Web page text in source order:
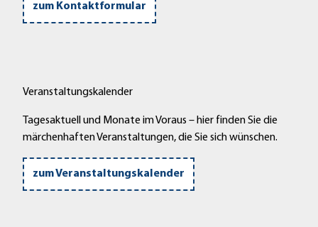
zum Kontaktformular
Veranstaltungskalender
Tagesaktuell und Monate im Voraus – hier finden Sie die
märchenhaften Veranstaltungen, die Sie sich wünschen.
zum Veranstaltungskalender